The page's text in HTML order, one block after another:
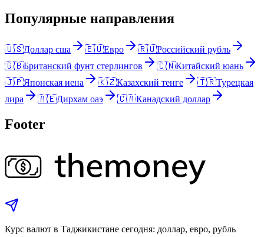
Популярные направления
🇺🇸Доллар сша 🇪🇺Евро 🇷🇺Российский рубль
🇬🇧Британский фунт стерлингов 🇨🇳Китайский юань
🇯🇵Японская иена 🇰🇿Казахский тенге 🇹🇷Турецкая
лира
🇦🇪Дирхам оаэ 🇨🇦Канадский доллар
Footer
Курс валют в Таджикистане сегодня: доллар, евро, рубль